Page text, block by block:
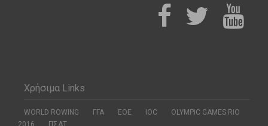
Χρήσιμα Links
WORLD ROWING ΓΓΑ ΕΟΕ ΙΟC
OLYMPIC GAMES RIO
2016
ΠΣΑΤ